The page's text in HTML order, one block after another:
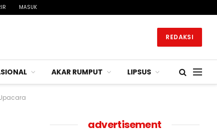
MASUK
REDAKSI
AKAR RUMPUT LIPSUS
advertisement